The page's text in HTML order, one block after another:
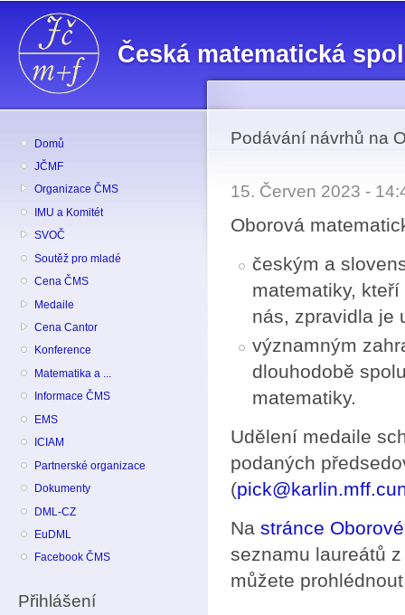
Česká matematická
Domů
JČMF
Organizace ČMS
IMU a Komitét
SVOČ
Soutěž pro mladé
Cena ČMS
Medaile
Cena Cantor
Konference
Matematika a ...
Informace ČMS
EMS
ICIAM
Partnerské organizace
Dokumenty
DML-CZ
EuDML
Facebook ČMS
Přihlášení
Podávání návrhů na
15. Červen 2023 -
Oborová
českým a
matematiky,
nás, zpravidla je
významným
dlouhodobě
matematiky.
Udělení medaile
podaných
(
Na stránce
seznamu laureátů
můžete